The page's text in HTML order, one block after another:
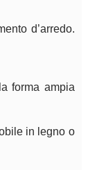
d’arredo.
forma ampia
in legno o